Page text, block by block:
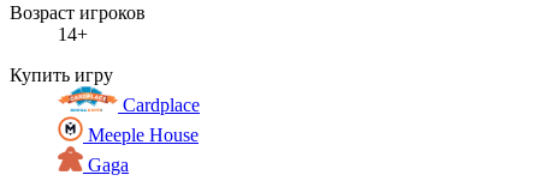
Возраст игроков
14+
Купить игру
Cardplace
Meeple House
Gaga